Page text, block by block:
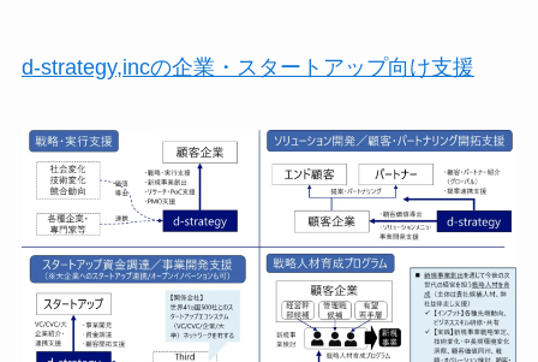
d-strategy,incの企業・スタートアップ向け支援